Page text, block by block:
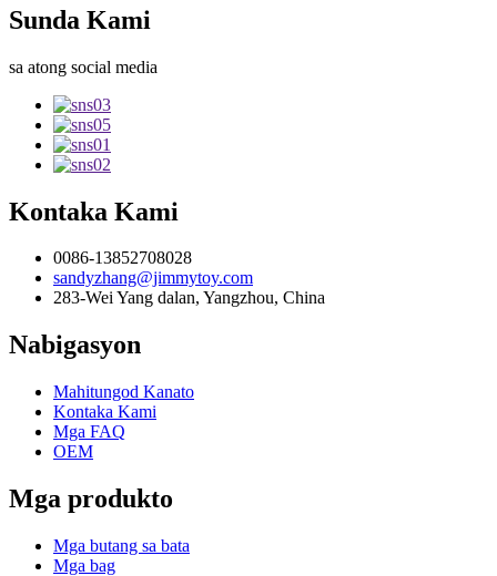
Sunda Kami
sa atong social media
Kontaka Kami
0086-13852708028
sandyzhang@jimmytoy.com
283-Wei Yang dalan, Yangzhou, China
Nabigasyon
Mahitungod Kanato
Kontaka Kami
Mga FAQ
OEM
Mga produkto
Mga butang sa bata
Mga bag